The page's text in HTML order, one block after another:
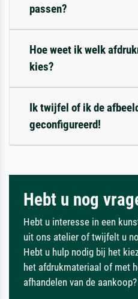
passen?
Hoe weet ik welk
kies?
Ik twijfel of ik de
geconfigureerd!
Hebt u nog
Hebt u interesse in een
uit ons atelier of twijfelt u
Hebt u hulp nodig bij het
het afdrukmateriaal of met
afhandelen van de aankoop?